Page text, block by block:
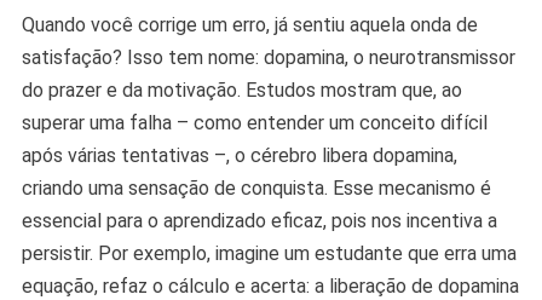
Quando você corrige um erro, já sentiu aquela onda de
satisfação? Isso tem nome: dopamina, o neurotransmissor
do prazer e da motivação. Estudos mostram que, ao
superar uma falha – como entender um conceito difícil
após várias tentativas –, o cérebro libera dopamina,
criando uma sensação de conquista. Esse mecanismo é
essencial para o aprendizado eficaz, pois nos incentiva a
persistir. Por exemplo, imagine um estudante que erra uma
equação, refaz o cálculo e acerta: a liberação de dopamina